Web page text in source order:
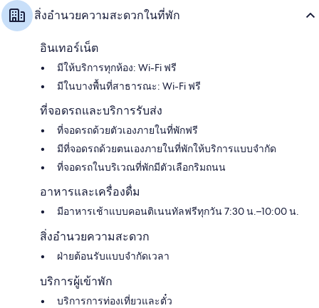
สิ่งอำนวยความสะดวกในที่พัก
อินเทอร์เน็ต
มีให้บริการทุกห้อง: Wi-Fi ฟรี
มีในบางพื้นที่สาธารณะ: Wi-Fi ฟรี
ที่จอดรถและบริการรับส่ง
ที่จอดรถด้วยตัวเองภายในที่พักฟรี
มีที่จอดรถด้วยตนเองภายในที่พักให้บริการแบบจำกัด
ที่จอดรถในบริเวณที่พักมีตัวเลือกริมถนน
อาหารและเครื่องดื่ม
มีอาหารเช้าแบบคอนติเนนทัลฟรีทุกวัน 7:30 น.–10:00 น.
สิ่งอำนวยความสะดวก
ฝ่ายต้อนรับแบบจำกัดเวลา
บริการผู้เข้าพัก
บริการการท่องเที่ยวและตั๋ว